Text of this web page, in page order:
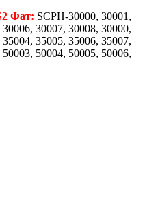
Фат: SCPH-30000, 30001,
30007, 30008, 30000,
35005, 35006, 35007,
50004, 50005, 50006,